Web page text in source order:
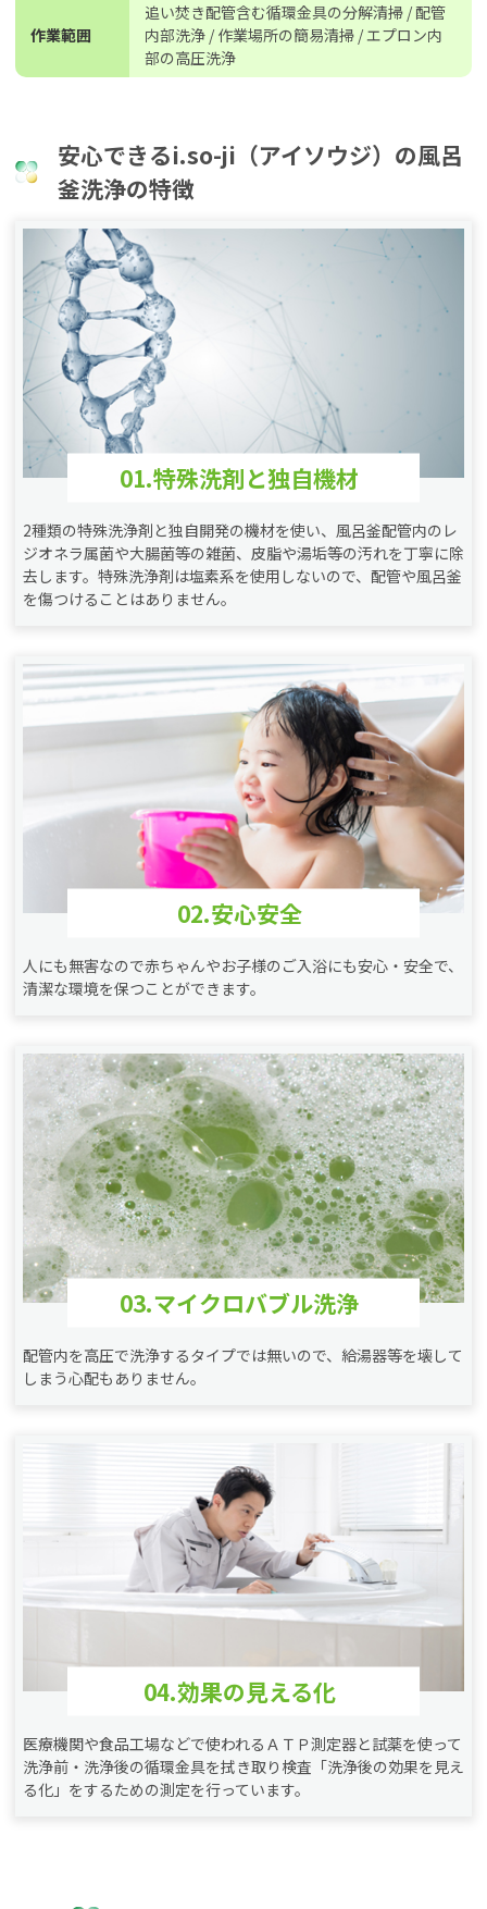
作業範囲
追い焚き配管含む循環金具の分解清掃 / 配管
内部洗浄 / 作業場所の簡易清掃 / エプロン内
部の高圧洗浄
安心できるi.so-ji（アイソウジ）の風呂
釜洗浄の特徴
01.特殊洗剤と独自機材
2種類の特殊洗浄剤と独自開発の機材を使い、風呂釜配管内のレ
ジオネラ属菌や大腸菌等の雑菌、皮脂や湯垢等の汚れを丁寧に除
去します。特殊洗浄剤は塩素系を使用しないので、配管や風呂釜
を傷つけることはありません。
02.安心安全
人にも無害なので赤ちゃんやお子様のご入浴にも安心・安全で、
清潔な環境を保つことができます。
03.マイクロバブル洗浄
配管内を高圧で洗浄するタイプでは無いので、給湯器等を壊して
しまう心配もありません。
04.効果の見える化
医療機関や食品工場などで使われるＡＴＰ測定器と試薬を使って
洗浄前・洗浄後の循環金具を拭き取り検査「洗浄後の効果を見え
る化」をするための測定を行っています。